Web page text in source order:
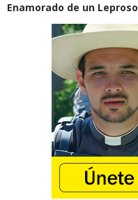
Enamorado de un Leproso